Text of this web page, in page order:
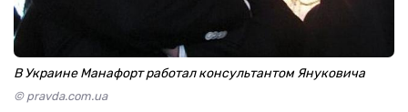
В Украине Манафорт работал консультантом Януковича
© pravda.com.ua